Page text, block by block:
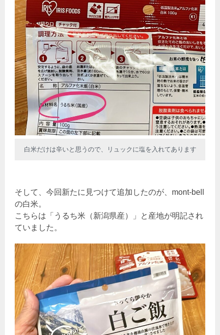
白米だけは辛いと思うので、リュックに塩を入れてあります
そして、今回新たに見つけて追加したのが、mont-bell
の白米。
こちらは「うるち米（新潟県産）」と産地が明記され
ていました。